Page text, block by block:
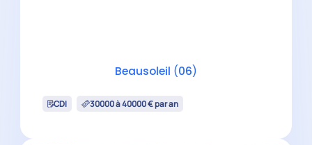
confirmé(e) H/F
Beausoleil(06)